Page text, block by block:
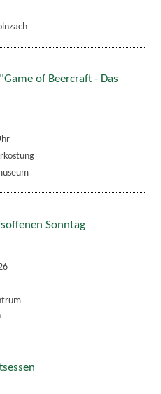
of Beercraft - Das
Sonntag